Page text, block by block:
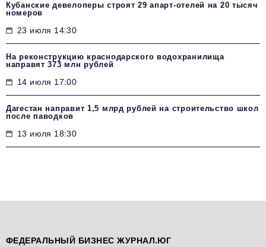
Кубанские девелоперы строят 29 апарт-отелей на 20 тысяч
номеров
23 июля 14:30
На реконструкцию краснодарского водохранилища
направят 373 млн рублей
14 июля 17:00
Дагестан направит 1,5 млрд рублей на строительство школ
после паводков
13 июля 18:30
ФЕДЕРАЛЬНЫЙ БИЗНЕС ЖУРНАЛ.ЮГ